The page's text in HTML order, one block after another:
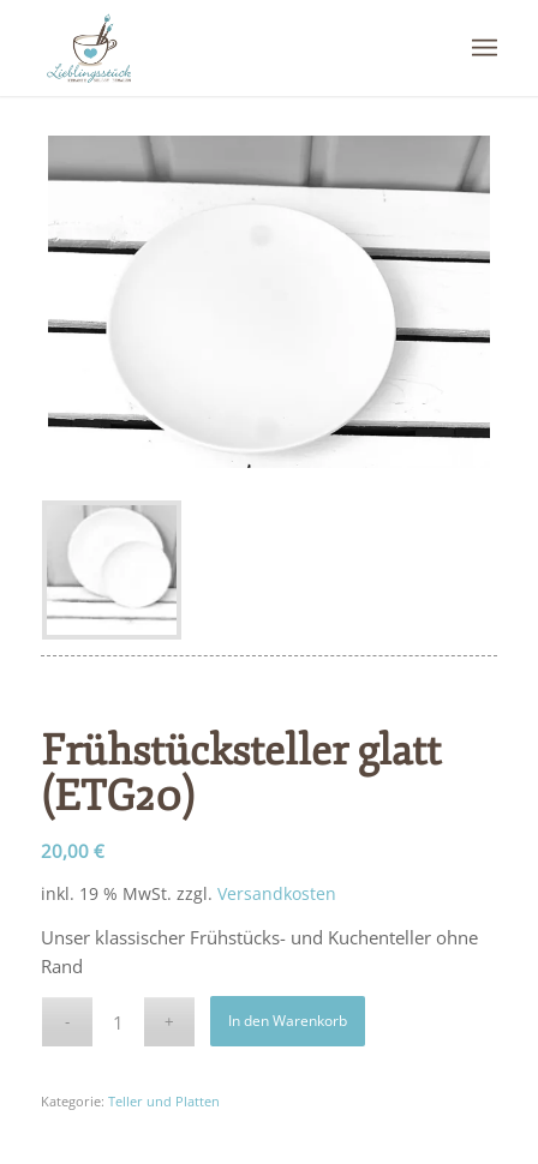
Du bist hier:
Frühstücksteller glatt (ETG20)
Frühstücksteller glatt
(ETG20)
20,00 €
inkl. 19 % MwSt. zzgl. Versandkosten
Unser klassischer Frühstücks- und Kuchenteller ohne
Rand
In den Warenkorb
Kategorie: Teller und Platten